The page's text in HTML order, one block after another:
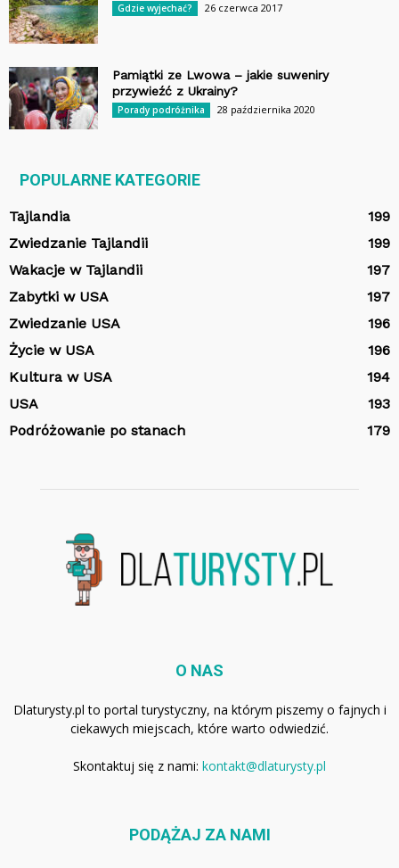
Gdzie wyjechać? 26 czerwca 2017
Pamiątki ze Lwowa – jakie suweniry
przywieźć z Ukrainy?
Porady podróżnika 28 października 2020
POPULARNE KATEGORIE
Tajlandia
199
Zwiedzanie Tajlandii
199
Wakacje w Tajlandii
197
Zabytki w USA
197
Zwiedzanie USA
196
Życie w USA
196
Kultura w USA
194
USA
193
Podróżowanie po stanach
179
O NAS
Dlaturysty.pl to portal turystyczny, na którym piszemy o fajnych i
ciekawych miejscach, które warto odwiedzić.
Skontaktuj się z nami: kontakt@dlaturysty.pl
PODĄŻAJ ZA NAMI